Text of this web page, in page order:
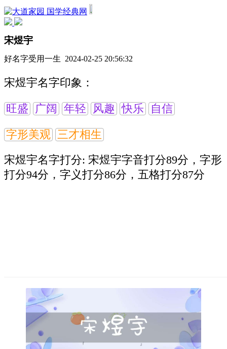
国学经典网
宋煜宇
好名字受用一生 2024-02-25 20:56:32
宋煜宇名字印象：
旺盛 广阔 年轻 风趣 快乐 自信
字形美观 三才相生
宋煜宇名字打分: 宋煜宇字音打分89分，字形
打分94分，字义打分86分，五格打分87分